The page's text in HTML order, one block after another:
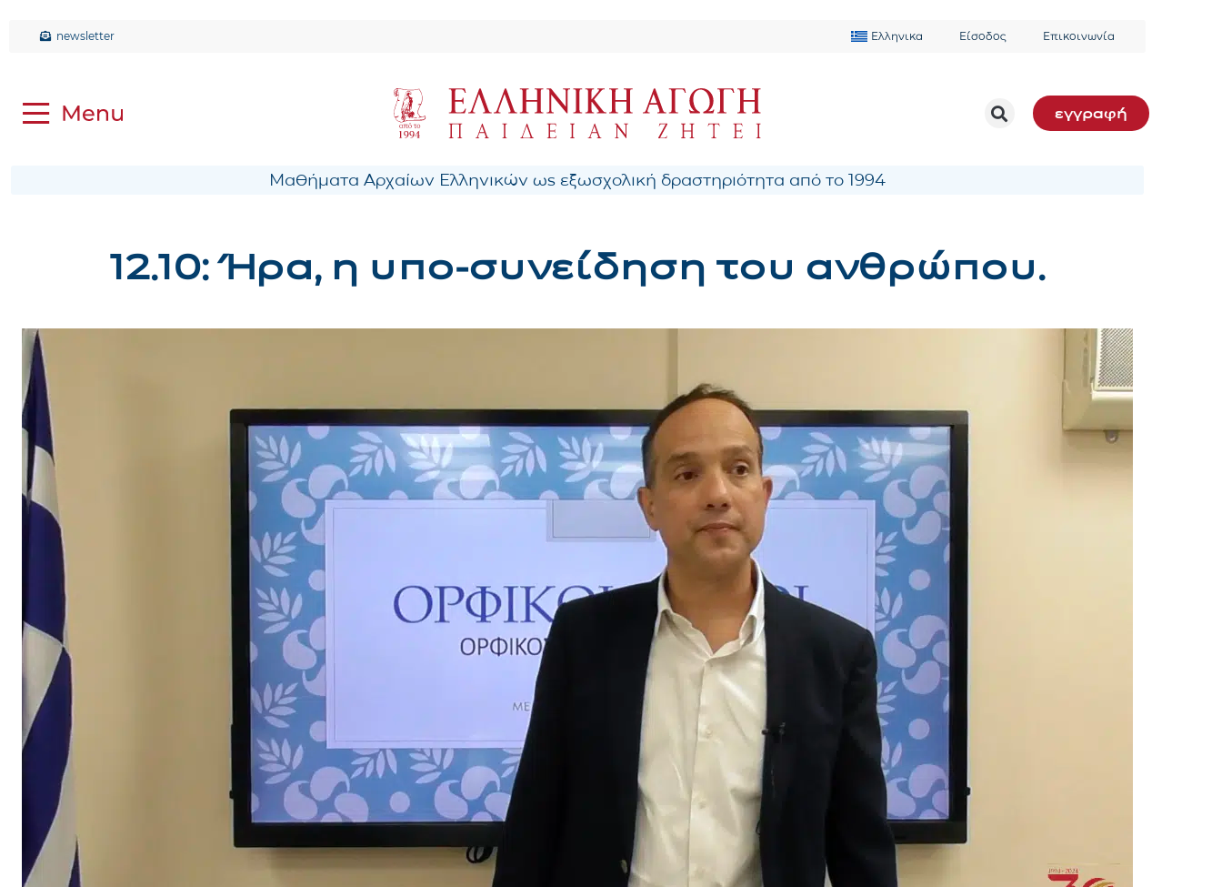
newsletter Ελληνικα Είσοδος Επικοινωνία
εγγραφή
Μαθήματα Αρχαίων Ελληνικών ως εξωσχολική δραστηριότητα από το 1994
12.10: Ήρα, η υπο-συνείδηση του ανθρώπου.